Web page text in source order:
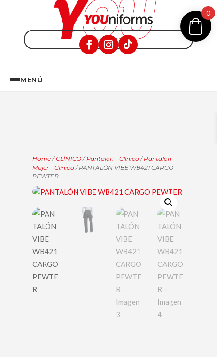
MENÚ
Home /CLÍNICO /Pantalón - Clínico /Pantalón
Mujer - Clínico / PANTALÓN VIBE WB421 CARGO
PEWTER
0